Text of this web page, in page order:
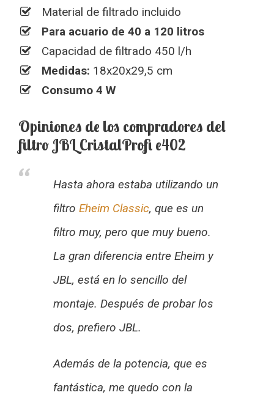
Material de filtrado incluido
Para acuario de 40 a 120 litros
Capacidad de filtrado 450 l/h
Medidas: 18x20x29,5 cm
Consumo 4 W
Opiniones de los compradores del
filtro JBL CristalProfi e402
Hasta ahora estaba utilizando un
filtro Eheim Classic, que es un
filtro muy, pero que muy bueno.
La gran diferencia entre Eheim y
JBL, está en lo sencillo del
montaje. Después de probar los
dos, prefiero JBL.
Además de la potencia, que es
fantástica, me quedo con la